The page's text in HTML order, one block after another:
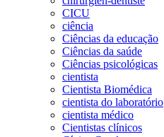
CICU
ciência
Ciências da educação
Ciências da saúde
Ciências psicológicas
cientista
Cientista Biomédica
cientista do laboratório
cientista médico
Cientistas clínicos